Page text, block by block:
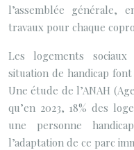
l’assemblée générale,
travaux pour chaque
Les logements
situation de handicap
Une étude de l’ANAH
qu’en 2023, 18% des
une personne
l’adaptation de ce parc